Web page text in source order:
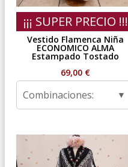
¡¡¡ SUPER PRECIO !!!
Vestido Flamenca Niña
ECONOMICO ALMA
Estampado Tostado
69,00 €
Combinaciones: